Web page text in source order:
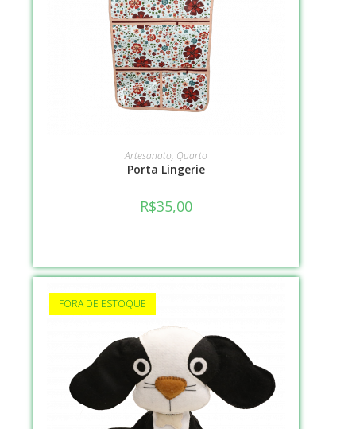
VER OPÇÕES
Artesanato, Quarto
Porta Lingerie
R$35,00
FORA DE ESTOQUE